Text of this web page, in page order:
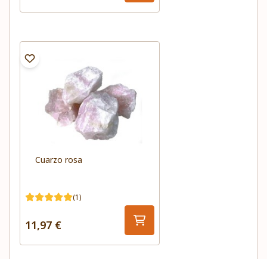
Cuarzo rosa
(1)
11,97 €